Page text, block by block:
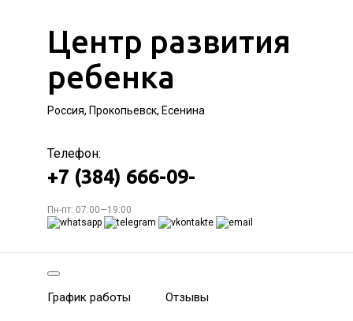
Центр развития
ребенка
Россия, Прокопьевск, Есенина
Телефон:
+7 (384) 666-09-
Пн-пт: 07:00—19:00
График работы Отзывы